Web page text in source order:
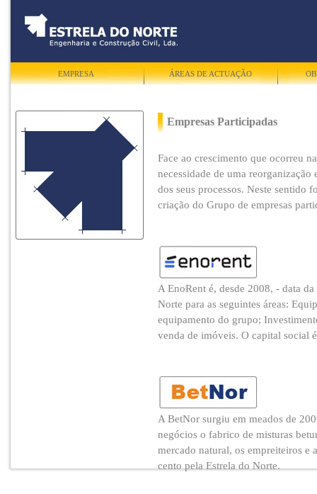
EMPRESA ÁREAS DE ACTUAÇÃO
Empresas Participadas
Face ao crescimento que ocorreu
necessidade de uma
dos seus processos. Neste sentido
criação do Grupo de empresas
A EnoRent é, desde 2008, - data
Norte para as seguintes áreas:
equipamento do grupo;
venda de imóveis. O capital social
A BetNor surgiu em meados de
negócios o fabrico de misturas
mercado natural, os empreiteiros e
cento pela Estrela do Norte.